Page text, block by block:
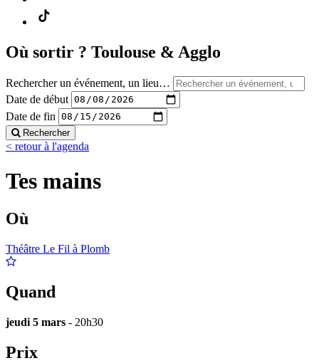
Où sortir ? Toulouse & Agglo
Rechercher un événement, un lieu…
Date de début
Date de fin
Rechercher
< retour à l'agenda
Tes mains
Où
Théâtre Le Fil à Plomb
Quand
jeudi 5 mars - 20h30
Prix